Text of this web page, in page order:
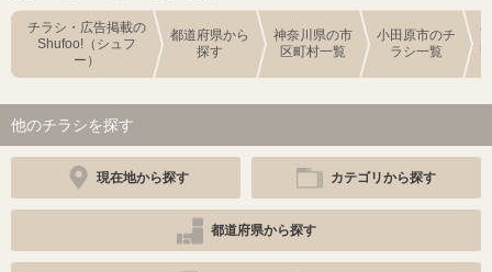
チラシ・広告掲載の
Shufoo!（シュフ
ー）
都道府県から
探す
神奈川県の市
区町村一覧
小田原市のチ
ラシ一覧
他のチラシを探す
現在地から探す カテゴリから探す
都道府県から探す